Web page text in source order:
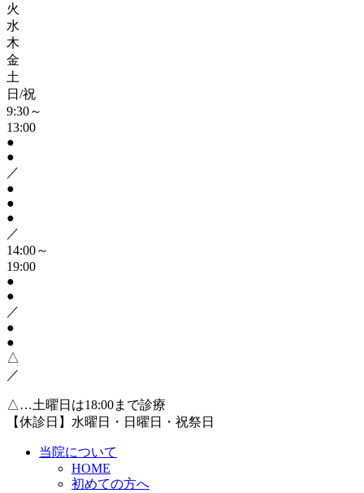
火
水
木
金
土
日/祝
9:30～
13:00
●
●
／
●
●
●
／
14:00～
19:00
●
●
／
●
●
△
／
△…土曜日は18:00まで診療
【休診日】水曜日・日曜日・祝祭日
当院について
HOME
初めての方へ